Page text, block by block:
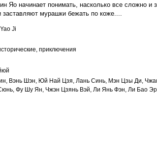
Яо начинает понимать, насколько все сложно и
заставляют мурашки бежать по коже....
Ji
приключения
Вэнь Шэн, Юй Най Цзя, Лань Синь, Мэн Цзы Ди,
Фу Шу Ян, Чжэн Цзянь Вэй, Ли Янь Фэн, Ли Бао Эр